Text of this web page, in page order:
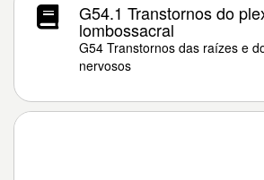
G54.1 Transtornos do
lombossacral
G54 Transtornos das raízes e
nervosos